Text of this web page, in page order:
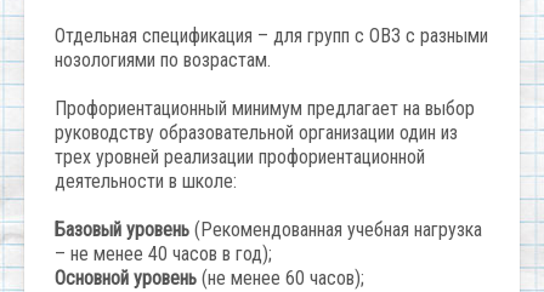
Отдельная спецификация – для групп с ОВЗ с разными
нозологиями по возрастам.
Профориентационный минимум предлагает на выбор
руководству образовательной организации один из
трех уровней реализации профориентационной
деятельности в школе:
Базовый уровень (Рекомендованная учебная нагрузка
– не менее 40 часов в год);
Основной уровень (не менее 60 часов);